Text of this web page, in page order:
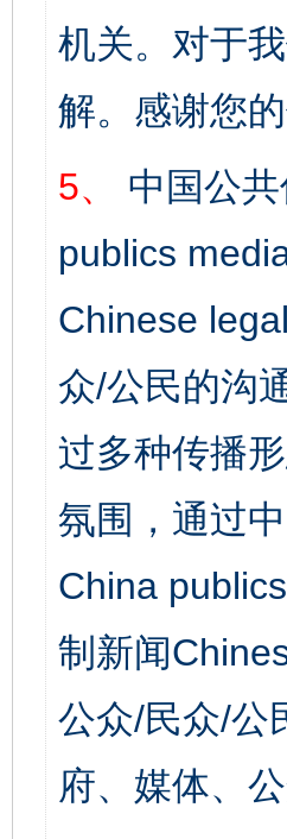
机关。对于
解。感谢您
5、
中国公
publics
Chinese
众/公民的沟
过多种传播
氛围，通过
China
制新闻
公众/民众/公
府、媒体、